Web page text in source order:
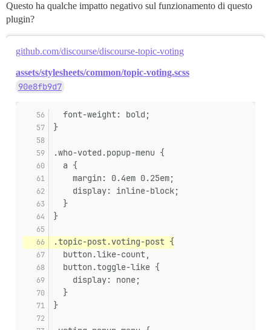
Questo ha qualche impatto negativo sul funzionamento di questo
plugin?
github.com/discourse/discourse-topic-voting
assets/stylesheets/common/topic-voting.scss
90e8fb9d7
  font-weight: bold;
}
.who-voted.popup-menu {
  a {
    margin: 0.4em 0.25em;
    display: inline-block;
  }
}
.topic-post.voting-post {
  button.like-count,
  button.toggle-like {
    display: none;
  }
}